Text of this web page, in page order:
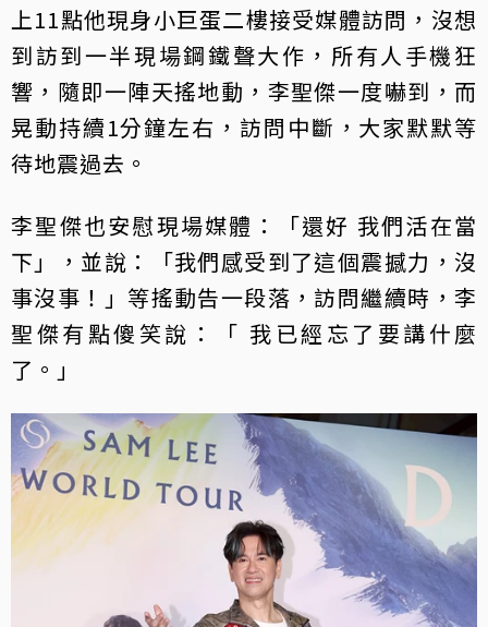
上11點他現身小巨蛋二樓接受媒體訪問，沒想
到訪到一半現場鋼鐵聲大作，所有人手機狂
響，隨即一陣天搖地動，李聖傑一度嚇到，而
晃動持續1分鐘左右，訪問中斷，大家默默等
待地震過去。
李聖傑也安慰現場媒體：「還好 我們活在當
下」，並說：「我們感受到了這個震撼力，沒
事沒事！」等搖動告一段落，訪問繼續時，李
聖傑有點傻笑說：「 我已經忘了要講什麼
了。」